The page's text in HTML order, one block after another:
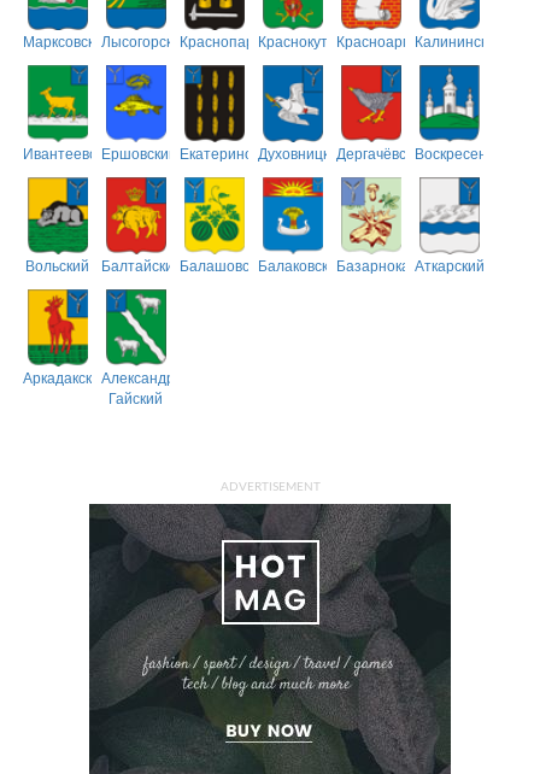
МарксовскийЛысогорскийКраснопартизанский
КраснокутскийКрасноармейский
Калининский
ИвантеевскийЕршовский ЕкатериновскийДуховницкийДергачёвскийВоскресенский
Вольский БалтайскийБалашовскийБалаковскийБазарнокарабулакский
Аткарский
АркадакскийАлександрово-
Гайский
ADVERTISEMENT